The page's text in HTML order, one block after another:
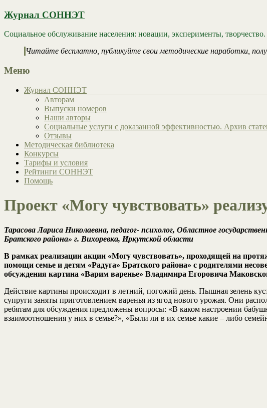
Журнал СОННЭТ
Социальное обслуживание населения: новации, эксперименты,
Читайте бесплатно, публикуйте свои методические наработки,
Меню
Журнал СОННЭТ
Авторам
Выпуски номеров
Наши авторы
Социальные услуги с доказанной эффективностью. Архив
Отзывы
Методическая библиотека
Конкурсы
Тарифы и условия
Рейтинги СОННЭТ
Помощь
Проект «Могу чувствовать»
Тарасова Лариса Николаевна, педагог- психолог, Областное
Братского района» г. Вихоревка, Иркутской области
В рамках реализации акции «Могу чувствовать», проходящей на
помощи семье и детям «Радуга» Братского района» с родителями
обсуждения картина «Варим варенье» Владимира Егоровича
Действие картины происходит в летний, погожий день. Пышная зелень
супруги заняты приготовлением варенья из ягод нового урожая. Они
ребятам для обсуждения предложены вопросы: «В каком настроении
взаимоотношения у них в семье?», «Были ли в их семье какие – либо